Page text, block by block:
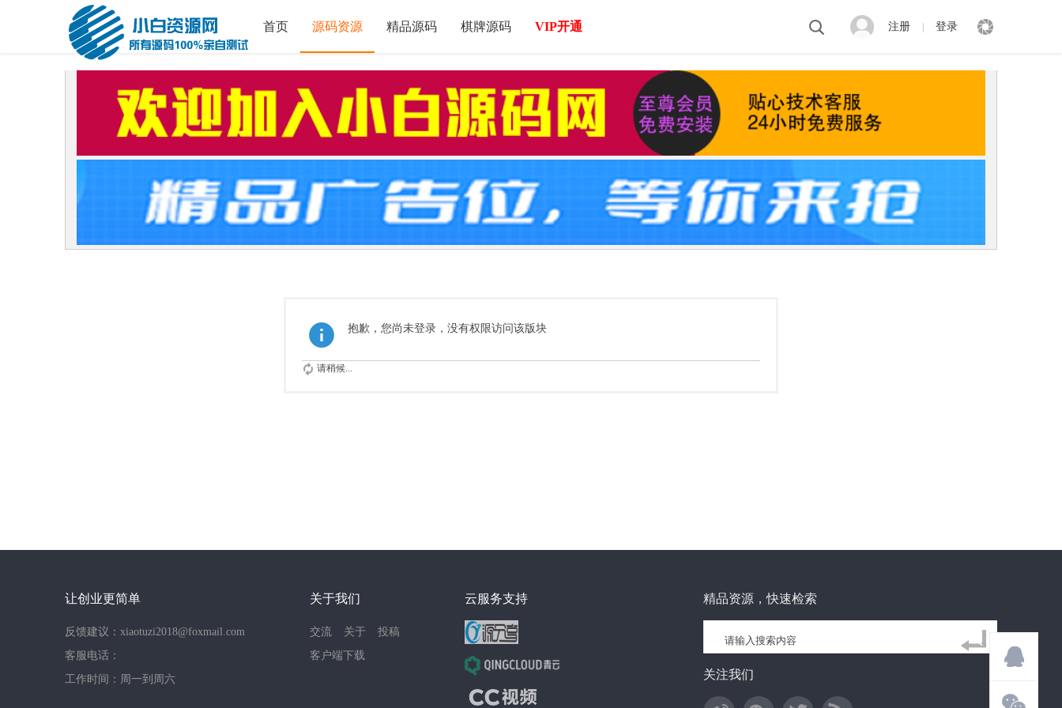
首页 源码资源 精品源码 棋牌源码 VIP开通 注册 登录
抱歉，您尚未登录，没有权限访问该版块
请稍候...
让创业更简单
反馈建议：xiaotuzi2018@foxmail.com
客服电话：
工作时间：周一到周六
关于我们
交流 关于
投稿
客户端下载
云服务支持 精品资源，快速检索
关注我们